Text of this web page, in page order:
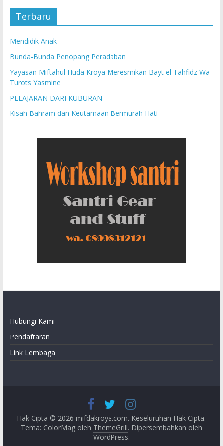
g
b
a
r
)
a
n
g
b
r
u
b
u
Terbaru
Mendidik Anak
Bunda-Bunda Penopang Peradaban
Yayasan Miftahul Huda Kroya Meresmikan Bayt el Tahfidz Wa
Turots Yasmine
PELAJARAN DARI KUBURAN
Kisah Bahram dan Keutamaan Bermurah Hati
Hubungi Kami
Pendaftaran
Link Lembaga
Hak Cipta © 2026mifdakroya.com. Keseluruhan Hak Cipta.
Tema: ColorMag oleh ThemeGrill. Dipersembahkan oleh
WordPress.